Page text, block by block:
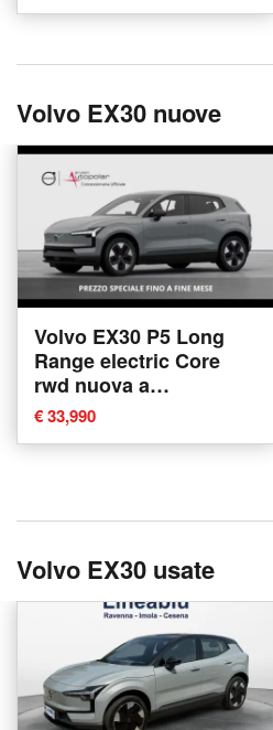
Volvo EX30 nuove
Volvo EX30 P5 Long
Range electric Core
rwd nuova a
Conegliano
€ 33,990
Volvo EX30 usate